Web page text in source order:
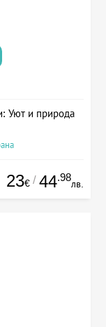
Уют и природа
23€ / 44.98
лв.